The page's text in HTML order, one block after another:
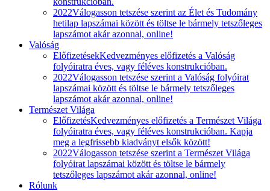
2022Válogasson tetszése szerint az Élet és Tudomány
hetilap lapszámai között és töltse le bármely tetszőleges
lapszámot akár azonnal, online!
Valóság
ElőfizetésekKedvezményes előfizetés a Valóság
folyóiratra éves, vagy féléves konstrukcióban.
2022Válogasson tetszése szerint a Valóság folyóirat
lapszámai között és töltse le bármely tetszőleges
lapszámot akár azonnal, online!
Természet Világa
ElőfizetésKedvezményes előfizetés a Természet Világa
folyóiratra éves, vagy féléves konstrukcióban. Kapja
meg a legfrissebb kiadványt elsők között!
2022Válogasson tetszése szerint a Természet Világa
folyóirat lapszámai között és töltse le bármely
tetszőleges lapszámot akár azonnal, online!
Rólunk